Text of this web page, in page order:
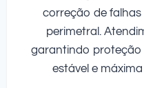
correção de
perimetral.
garantindo
estável e